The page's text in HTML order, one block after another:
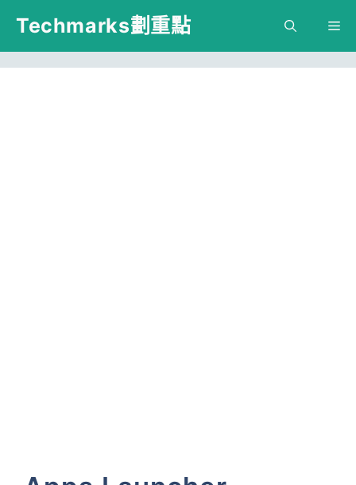
跳
主
Techmarks劃重點